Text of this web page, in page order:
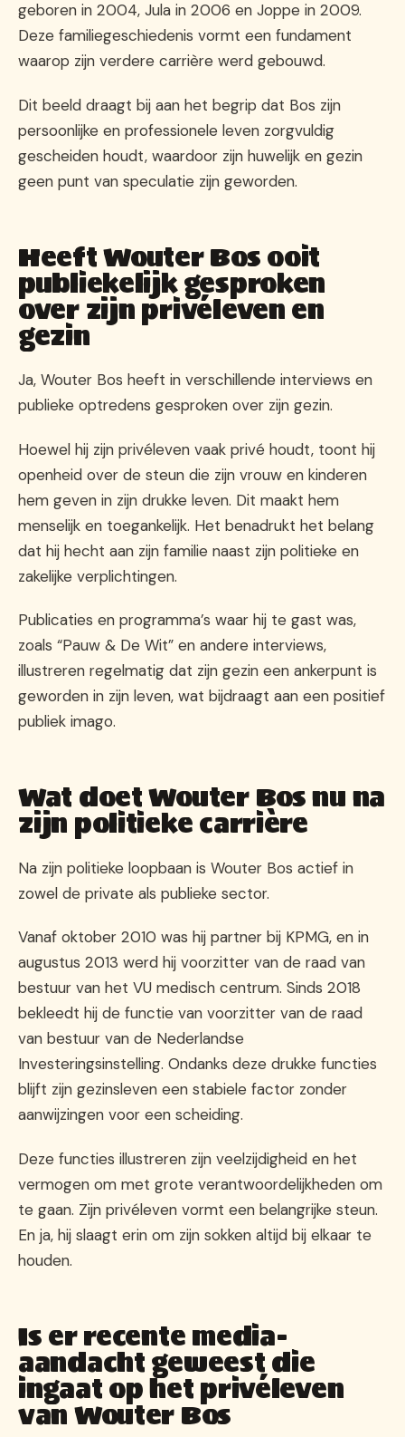
geboren in 2004, Jula in 2006 en Joppe in 2009.
Deze familiegeschiedenis vormt een fundament
waarop zijn verdere carrière werd gebouwd.
Dit beeld draagt bij aan het begrip dat Bos zijn
persoonlijke en professionele leven zorgvuldig
gescheiden houdt, waardoor zijn huwelijk en gezin
geen punt van speculatie zijn geworden.
Heeft Wouter Bos ooit
publiekelijk gesproken
over zijn privéleven en
gezin
Ja, Wouter Bos heeft in verschillende interviews en
publieke optredens gesproken over zijn gezin.
Hoewel hij zijn privéleven vaak privé houdt, toont hij
openheid over de steun die zijn vrouw en kinderen
hem geven in zijn drukke leven. Dit maakt hem
menselijk en toegankelijk. Het benadrukt het belang
dat hij hecht aan zijn familie naast zijn politieke en
zakelijke verplichtingen.
Publicaties en programma’s waar hij te gast was,
zoals “Pauw & De Wit” en andere interviews,
illustreren regelmatig dat zijn gezin een ankerpunt is
geworden in zijn leven, wat bijdraagt aan een positief
publiek imago.
Wat doet Wouter Bos nu na
zijn politieke carrière
Na zijn politieke loopbaan is Wouter Bos actief in
zowel de private als publieke sector.
Vanaf oktober 2010 was hij partner bij KPMG, en in
augustus 2013 werd hij voorzitter van de raad van
bestuur van het VU medisch centrum. Sinds 2018
bekleedt hij de functie van voorzitter van de raad
van bestuur van de Nederlandse
Investeringsinstelling. Ondanks deze drukke functies
blijft zijn gezinsleven een stabiele factor zonder
aanwijzingen voor een scheiding.
Deze functies illustreren zijn veelzijdigheid en het
vermogen om met grote verantwoordelijkheden om
te gaan. Zijn privéleven vormt een belangrijke steun.
En ja, hij slaagt erin om zijn sokken altijd bij elkaar te
houden.
Is er recente media-
aandacht geweest die
ingaat op het privéleven
van Wouter Bos